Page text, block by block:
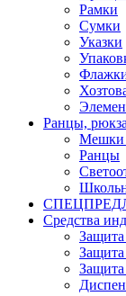
Рамки
Сумки
Указки
Ранцы,
Мешки
Ранцы
Средства